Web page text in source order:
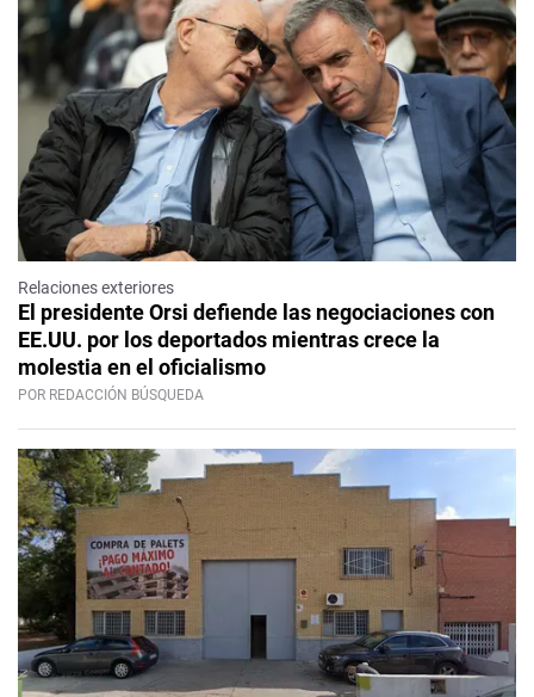
Relaciones exteriores
El presidente Orsi defiende las negociaciones con
EE.UU. por los deportados mientras crece la
molestia en el oficialismo
POR REDACCIÓN BÚSQUEDA